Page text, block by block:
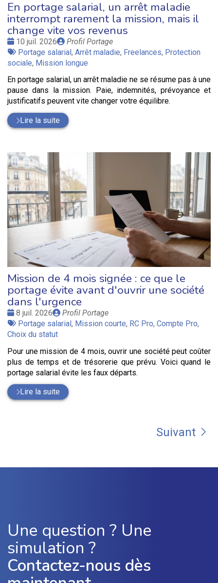
En portage salarial, un arrêt maladie
interrompt rarement la mission, mais il
change vite vos revenus
Date
:
10 juil. 2026
Publié
par
Profil Portage
Tags
:
Portage salarial, Arrêt maladie, Freelances, Protection
sociale, Mission longue
En portage salarial, un arrêt maladie ne se résume pas à une
pause dans la mission. Paie, indemnités, prévoyance et
justificatifs peuvent vite changer votre équilibre.
Lire la suite
Mission de 4 mois signée : ce que le
portage évite avant d'ouvrir une société
dans l'urgence
Date
:
8 juil. 2026
Publié
par
Profil Portage
Tags
:
Portage salarial , Mission courte, RC Pro, Compte Pro,
Choix du statut
Pour une mission de 4 mois, ouvrir une société peut coûter
plus de temps et de trésorerie que prévu. Voici quand le
portage salarial évite les faux départs.
Lire la suite
Suivant
Une question ? Une
simulation ?
Contactez-nous dès